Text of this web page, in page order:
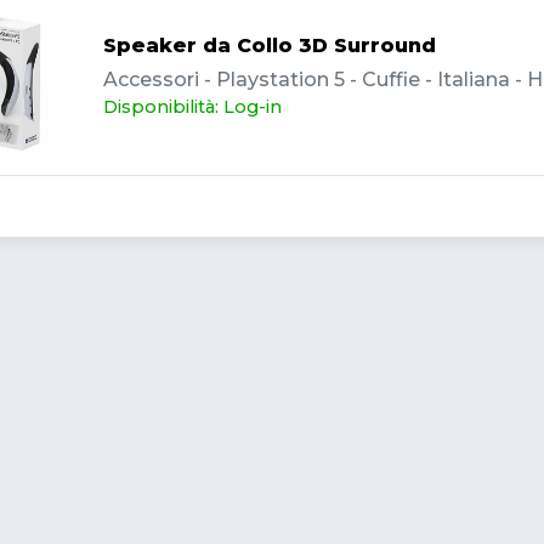
Speaker da Collo 3D Surround
Accessori - Playstation 5 - Cuffie - Italiana -
Disponibilità: Log-in